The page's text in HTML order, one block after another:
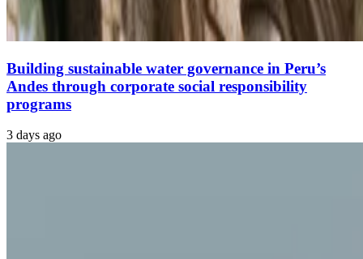
Building sustainable water governance in Peru’s
Andes through corporate social responsibility
programs
3 days ago